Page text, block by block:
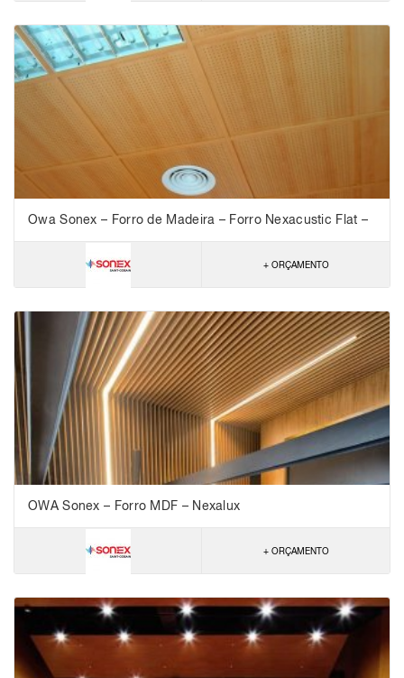
Owa Sonex – Forro de Madeira – Forro Nexacustic Flat –
+ ORÇAMENTO
OWA Sonex – Forro MDF – Nexalux
+ ORÇAMENTO